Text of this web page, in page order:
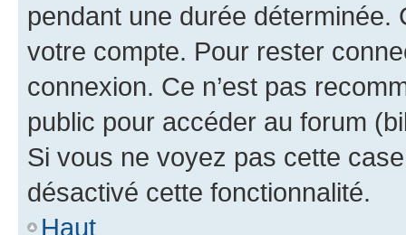
pendant une durée déterminée.
votre compte. Pour rester
connexion. Ce n’est pas
public pour accéder au forum
Si vous ne voyez pas cette
désactivé cette fonctionnalité.
Haut